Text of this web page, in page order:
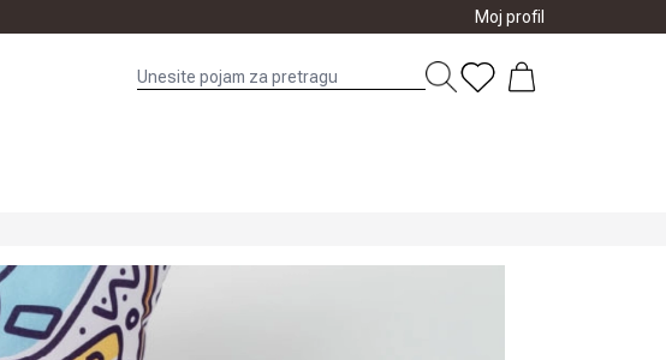
Moj profil